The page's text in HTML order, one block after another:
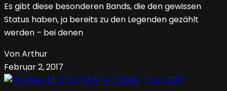
Es gibt diese besonderen Bands, die den gewissen
Status haben, ja bereits zu den Legenden gezählt
werden – bei denen
Von Arthur
Februar 2, 2017